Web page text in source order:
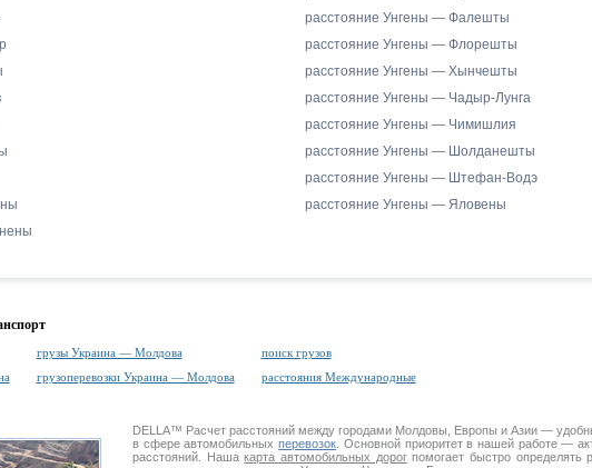
расстояние Унгены — Фалешты
расстояние Унгены — Флорешты
расстояние Унгены — Хынчешты
расстояние Унгены — Чадыр-Лунга
расстояние Унгены — Чимишлия
расстояние Унгены — Шолданешты
расстояние Унгены — Штефан-Водэ
расстояние Унгены — Яловены
грузы Украина — Молдова
поиск грузов
грузоперевозки Украина — Молдова расстояния Международные
DELLA™ Расчет расстояний между городами Молдовы, Европы и Азии —
в сфере автомобильныхперевозок . Основной приоритет в нашей работе —
расстояний. Нашакарта автомобильных дорогпомогает быстро определять